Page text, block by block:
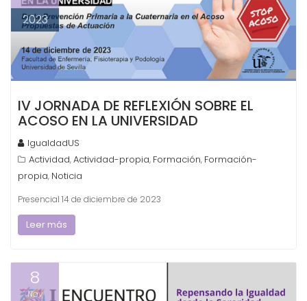
2023
IV JORNADA DE REFLEXIÓN SOBRE EL
ACOSO EN LA UNIVERSIDAD
IgualdadUS
Actividad,Actividad-propia, Formación, Formación-
propia, Noticia
Presencial 14 de diciembre de 2023
Leer más
8
Nov